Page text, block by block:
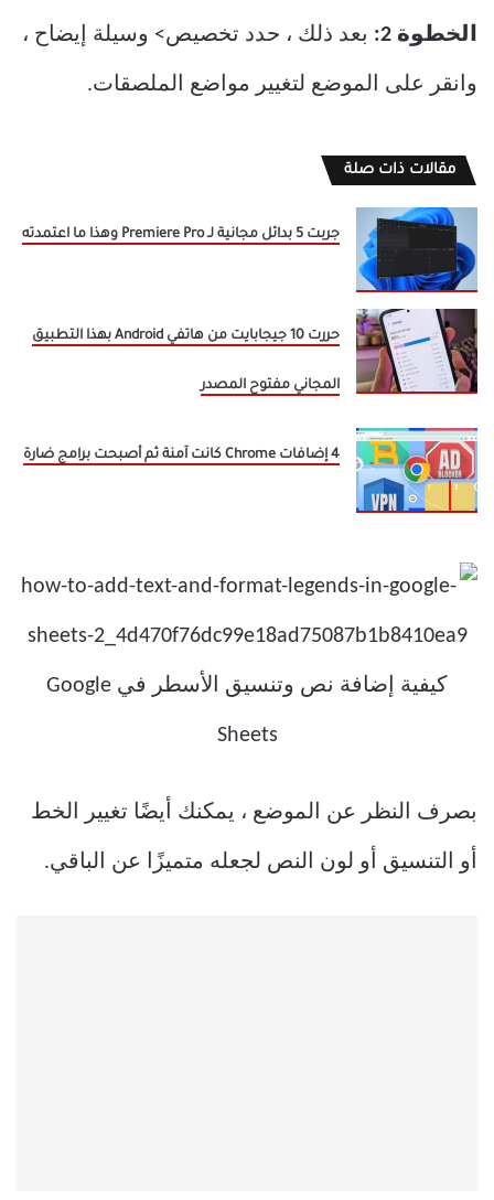
الخطوة 2: بعد ذلك ، حدد تخصيص> وسيلة إيضاح ،
وانقر على الموضع لتغيير مواضع الملصقات.
مقالات ذات صلة
جربت 5 بدائل مجانية لـ Premiere Pro وهذا ما اعتمدته
حررت 10 جيجابايت من هاتفي Android بهذا التطبيق
المجاني مفتوح المصدر
4 إضافات Chrome كانت آمنة ثم أصبحت برامج ضارة
بصرف النظر عن الموضع ، يمكنك أيضًا تغيير الخط
أو التنسيق أو لون النص لجعله متميزًا عن الباقي.